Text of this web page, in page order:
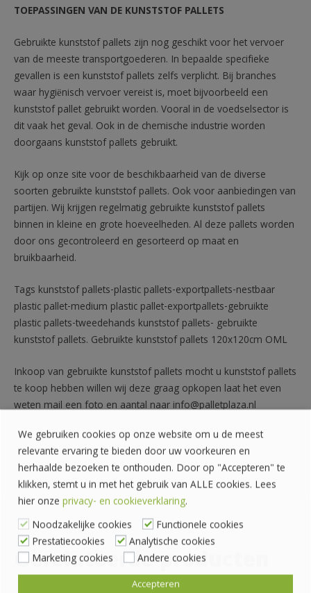
TOEPASSINGEN VAN DE KUNSTSTOF PALLETS
Gebruikte kunststof pallets zijn nog geschikt voor het vervoer
van de meeste transportgoederen. In bepaalde specifieke
gevallen is een kunststof pallets zelfs verplicht. Bij branches
waar hygiënisch vervoer vereist is, moet bijvoorbeeld een
kunststof pallet gebruikt worden. Vooral in de voedselsector is
dit vaak het geval. Ook in de chemische industrie worden
doorgaans kunststof pallets gebruikt.
Kijk op onze site voor de beschikbaarheid van de diverse
soorten gebruikte kunststof pallets. Ook voor aanbiedingen van
partijen. Wij krijgen regelmatig gebruikte kunststof pallets
binnen in kleine en grote hoeveelheden. Al deze pallets worden
door ons gecontroleerd en gesorteerd op maat en
bruikbaarheid.
Tags kunststof pallets-plastic pallets-exportpallets-nestbaar
plastic pallet-medium plastic pallet-exportpallets-gebruikte
plastic pallets-tweedehands kunststof pallets- gebruikte
kunststof pallets. Gebruikte kunststof pallets 120x120cm OML
Inkoop van gebruikte kunststof pallets mocht u kunststof pallets
te koop hebben willen wij deze graag opkopen laat het even
weten mail een foto en aantal naar info@palletplaza.nl
Gerelateerde producten
We gebruiken cookies op onze website om u de meest
relevante ervaring te bieden door uw voorkeuren en
herhaalde bezoeken te onthouden. Door op "Accepteren" te
klikken, stemt u in met het gebruik van ALLE cookies. Lees
hier onze privacy- en cookieverklaring.
Noodzakelijke cookies
Functionele cookies
Prestatiecookies
Analytische cookies
Marketing cookies
Andere cookies
Accepteren